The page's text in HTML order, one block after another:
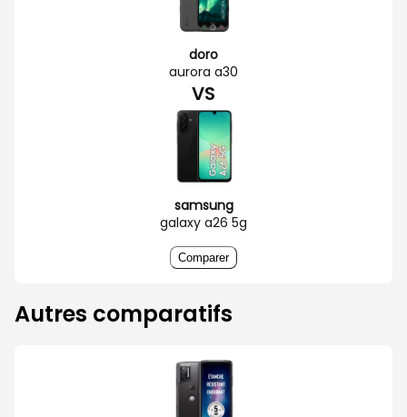
doro
aurora a30
VS
samsung
galaxy a26 5g
Comparer
Autres comparatifs